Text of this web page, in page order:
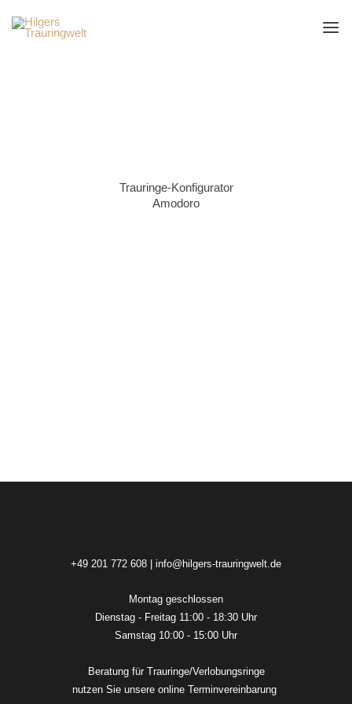
Inhalt
Trauringe-Konfigurator
Amodoro
+49 201 772 608 info@hilgers-trauringwelt.de
Montag geschlossen
Dienstag - Freitag 11:00 - 18:30 Uhr
Samstag 10:00 - 15:00 Uhr
Beratung für Trauringe/Verlobungsringe
nutzen Sie unsere online Terminvereinbarung